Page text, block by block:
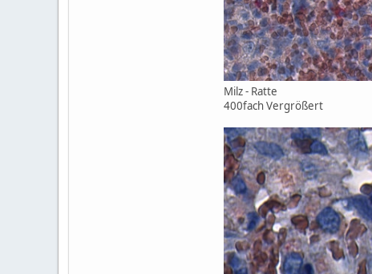
Milz - Ratte
400fach Vergrößert